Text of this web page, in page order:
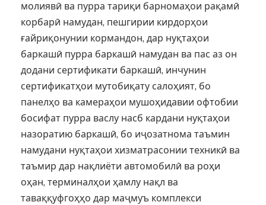
молиявӣ ва пурра тариқи барномаҳои рақамӣ
корбарӣ намудан, пешгирии кирдорҳои
ғайриқонунии кормандон, дар нуқтаҳои
баркашӣ пурра баркашӣ намудан ва пас аз он
додани сертификати баркашӣ, инчунин
сертификатҳои мутобиқату салоҳият, бо
панелҳо ва камераҳои мушоҳидавии офтобии
босифат пурра васлу насб кардани нуқтаҳои
назоратию баркашӣ, бо иҷозатнома таъмин
намудани нуқтаҳои хизматрасонии техникӣ ва
таъмир дар нақлиёти автомобилӣ ва роҳи
оҳан, терминалҳои ҳамлу нақл ва
таваққуфгоҳҳо дар маҷмуъ комплекси